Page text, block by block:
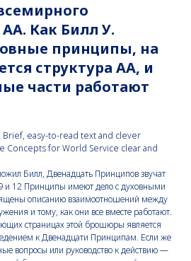
Как Билл У.
принципы, на
структура АА, и
части работают
easy-to-read text and clever
Concepts for World Service clear and
Билл, Двенадцать Принципов звучат
и 12 Принципы имеют дело с духовными
описанию взаимоотношений между
и тому, как они все вместе работают.
страницах этой брошюры является
к Двенадцати Принципам. Если же
вопросы или руководство к действию —